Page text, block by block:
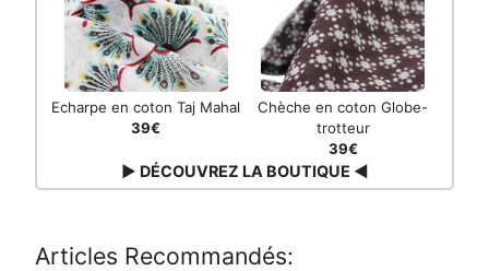
Echarpe en coton Taj Mahal
39€
Chèche en coton Globe-
trotteur
39€
▶ DÉCOUVREZ LA BOUTIQUE ◀
Articles Recommandés: